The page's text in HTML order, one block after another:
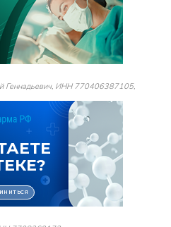
Геннадьевич, ИНН 770406387105,